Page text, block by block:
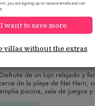
18 pers. max. · 8 bedrooms
Disfrute de un lujo relajado y
de la playa de Nai Harn,
piscina, sala de juegos y
soleadas.
you are signing up to receive emails and can
I want to save more
villas without the extras